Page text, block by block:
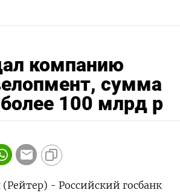
компанию
сумма
100 млрд р
- Российский госбанк